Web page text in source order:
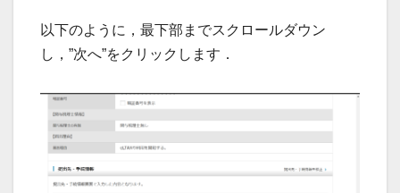
以下のように，最下部までスクロールダウン
し，”次へ”をクリックします．